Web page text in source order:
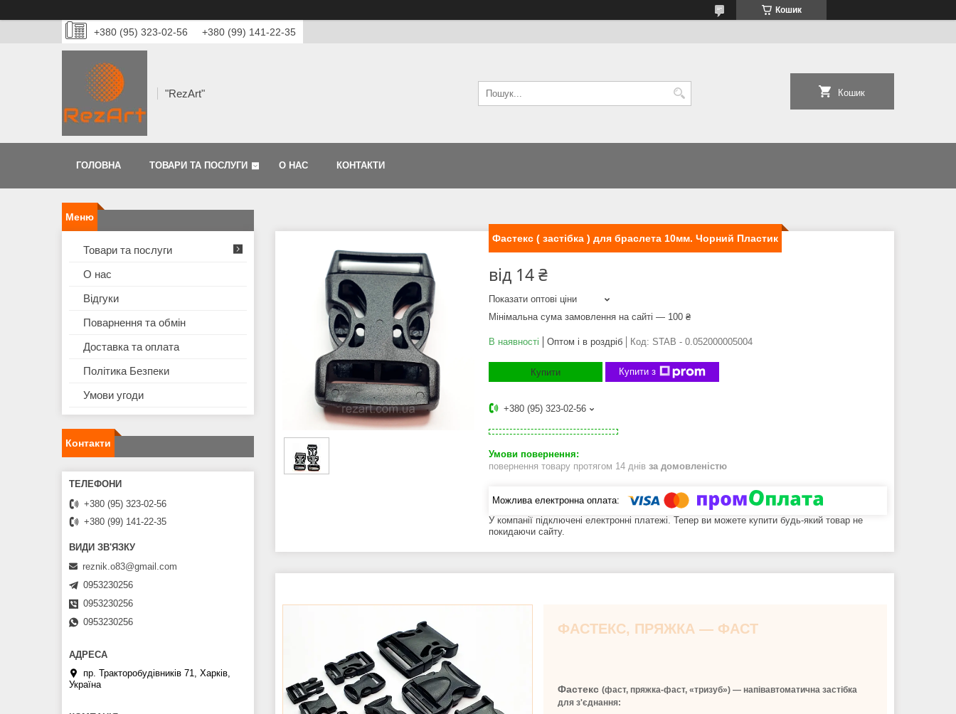
Кошик
+380 (95) 323-02-56 +380 (99) 141-22-35
"RezArt" Кошик
ГОЛОВНА ТОВАРИ ТА ПОСЛУГИ О НАС КОНТАКТИ
Фастекс ( застібка ) для браслета 10мм. Чорний Пластик
від 14 ₴
Показати оптові ціни
Мінімальна сума замовлення на сайті — 100 ₴
В наявності Оптом і в роздріб Код: STAB - 0.052000005004
Купити Купити з
+380 (95) 323-02-56
повернення товару протягом 14 днів за домовленістю
У компанії підключені електронні платежі. Тепер ви можете купити будь-який товар не
покидаючи сайту.
ФАСТЕКС, ПРЯЖКА — ФАСТ
Фастекс (фаст, пряжка-фаст, «тризуб») — напівавтоматична застібка
для з'єднання:
Товари та послуги
О нас
Відгуки
Поварнення та обмін
Доставка та оплата
Політика Безпеки
Умови угоди
Контакти
+380 (95) 323-02-56
+380 (99) 141-22-35
reznik.o83@gmail.com
0953230256
0953230256
0953230256
пр. Тракторобудівників 71, Харків,
Україна